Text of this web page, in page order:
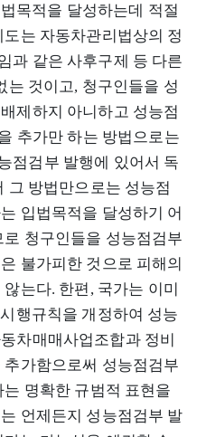
목적을 달성하는데 적절
는 자동차관리법상의 정
과 같은 사후구제 등 다른
는 것이고, 청구인들을 성
제하지 아니하고 성능점
추가만 하는 방법으로는
점검부 발행에 있어서 독
그 방법만으로는 성능점
입법목적을 달성하기 어
청구인들을 성능점검부
불가피한 것으로 피해의
는다. 한편, 국가는 이미
행규칙을 개정하여 성능
차매매사업조합과 정비
가함으로써 성능점검부
명확한 규범적 표현을
언제든지 성능점검부 발